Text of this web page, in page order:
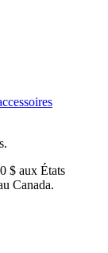
$ aux États
Canada.